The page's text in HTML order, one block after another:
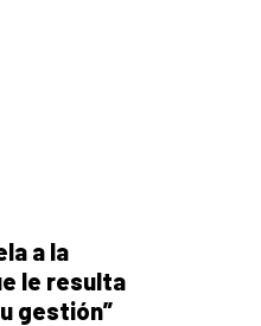
a la
le resulta
gestión”